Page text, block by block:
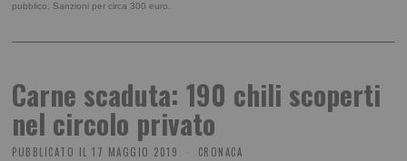
pubblico. Sanzioni per circa 300 euro.
Carne scaduta: 190 chili scoperti
nel circolo privato
PUBBLICATO IL 17 MAGGIO 2019 CRONACA